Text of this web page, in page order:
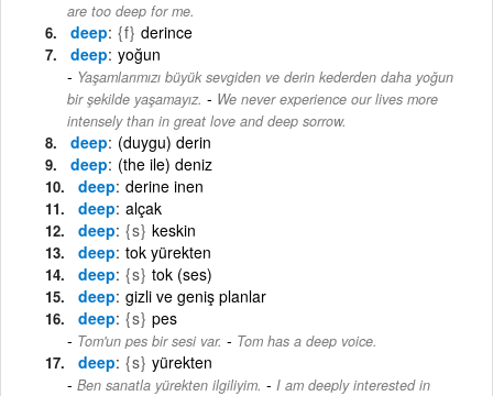
are too deep for me.
deep {f} derince
deep yoğun
Yaşamlarımızı büyük sevgiden ve derin kederden daha yoğun
bir şekilde yaşamayız. - We never experience our lives more
intensely than in great love and deep sorrow.
deep (duygu) derin
deep (the ile) deniz
deep derine inen
deep alçak
deep {s} keskin
deep tok yürekten
deep {s} tok (ses)
deep gizli ve geniş planlar
deep {s} pes
Tom'un pes bir sesi var. - Tom has a deep voice.
deep {s} yürekten
Ben sanatla yürekten ilgiliyim. - I am deeply interested in